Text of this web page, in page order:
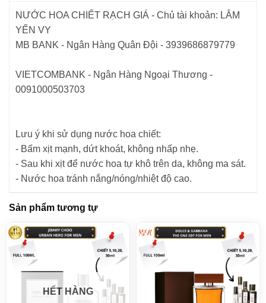
NƯỚC HOA CHIẾT RẠCH GIÁ - Chủ tài khoản: LÂM
YẾN VY
MB BANK - Ngân Hàng Quân Đội - 3939686879779
VIETCOMBANK - Ngân Hàng Ngoại Thương -
0091000503703
Lưu ý khi sử dụng nước hoa chiết:
- Bấm xịt mạnh, dứt khoát, không nhấp nhẹ.
- Sau khi xịt để nước hoa tự khô trên da, không ma sát.
- Nước hoa tránh nắng/nóng/nhiệt độ cao.
Sản phẩm tương tự
HẾT HÀNG